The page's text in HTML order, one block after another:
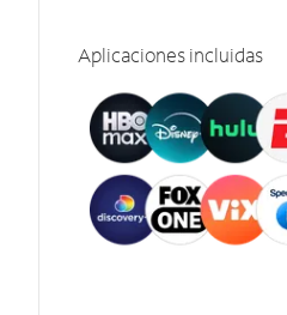
Aplicaciones incluidas